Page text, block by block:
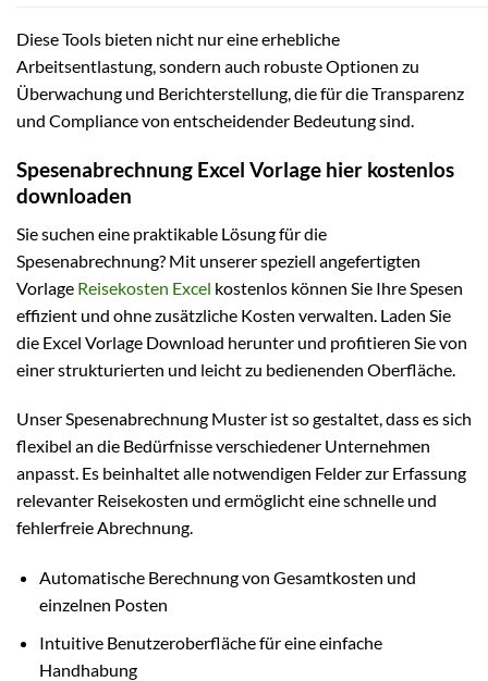
Diese Tools bieten nicht nur eine erhebliche
Arbeitsentlastung, sondern auch robuste Optionen zu
Überwachung und Berichterstellung, die für die Transparenz
und Compliance von entscheidender Bedeutung sind.
Spesenabrechnung Excel Vorlage hier kostenlos
downloaden
Sie suchen eine praktikable Lösung für die
Spesenabrechnung? Mit unserer speziell angefertigten
Vorlage Reisekosten Excel kostenlos können Sie Ihre Spesen
effizient und ohne zusätzliche Kosten verwalten. Laden Sie
die Excel Vorlage Download herunter und profitieren Sie von
einer strukturierten und leicht zu bedienenden Oberfläche.
Unser Spesenabrechnung Muster ist so gestaltet, dass es sich
flexibel an die Bedürfnisse verschiedener Unternehmen
anpasst. Es beinhaltet alle notwendigen Felder zur Erfassung
relevanter Reisekosten und ermöglicht eine schnelle und
fehlerfreie Abrechnung.
Automatische Berechnung von Gesamtkosten und
einzelnen Posten
Intuitive Benutzeroberfläche für eine einfache
Handhabung